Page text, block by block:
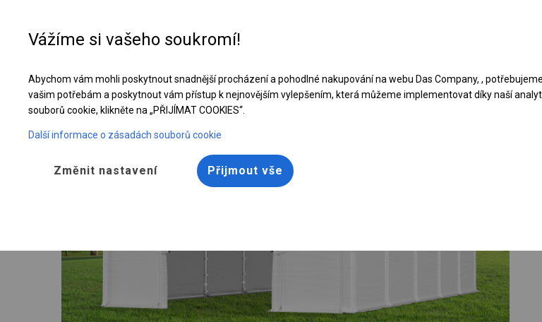
Celoroční stanová hala | 4x10 m
Vážíme si vašeho soukromí!
Abychom vám mohli poskytnout snadnější procházení a pohodlné nakupování na webu Das Company, ,
vašim potřebám a poskytnout vám přístup k nejnovějším vylepšením, která můžeme implementovat díky naší
souborů cookie, klikněte na „PŘIJÍMAT COOKIES“.
Další informace o zásadách souborů cookie
Změnit nastavení Přijmout vše